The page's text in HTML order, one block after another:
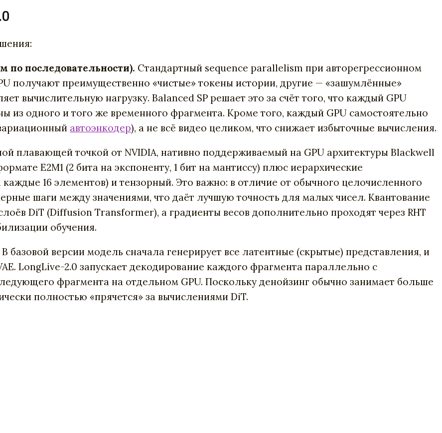
по последовательности). Стандартный sequence parallelism при авторегрессионном
получают преимущественно «чистые» токены истории, другие — «зашумлённые»
вычислительную нагрузку. Balanced SP решает это за счёт того, что каждый GPU
из одного и того же временного фрагмента. Кроме того, каждый GPU самостоятельно
автоэнкодер), а не всё видео целиком, что снижает избыточные вычисления.
плавающей точкой от NVIDIA, нативно поддерживаемый на GPU архитектуры Blackwell
E2M1 (2 бита на экспоненту, 1 бит на мантиссу) плюс иерархические
16 элементов) и тензорный. Это важно: в отличие от обычного целочисленного
шаги между значениями, что даёт лучшую точность для малых чисел. Квантование
DiT (Diffusion Transformer), а градиенты весов дополнительно проходят через RHT
обучения.
В базовой версии модель сначала генерирует все латентные (скрытые) представления, и
LongLive-2.0 запускает декодирование каждого фрагмента параллельно с
фрагмента на отдельном GPU. Поскольку денойзинг обычно занимает больше
полностью «прячется» за вычислениями DiT.